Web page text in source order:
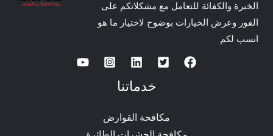
الخبرة والكفائة للتعامل مع مشكلاتكم على
الفور وعرض الخيارات بوضوح لاختيار ما هو
انسب لكم
خدماتنا
مكافحة القوارض